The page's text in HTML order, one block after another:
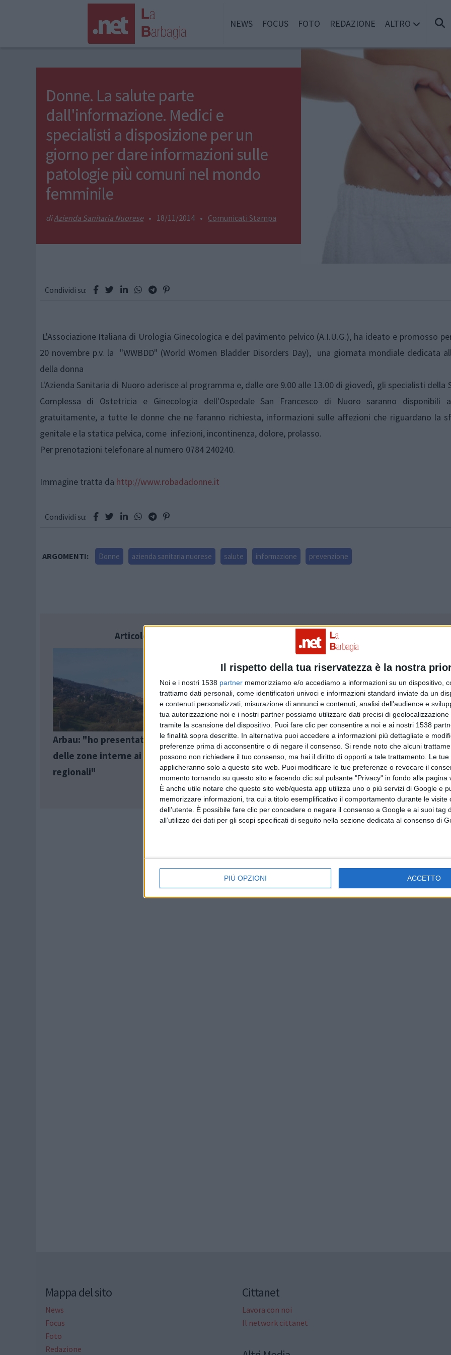
Il rispetto della tua riservatezza è la nostra
Noi e i nostri 1538 partner memorizziamo e/o accediamo a informazioni su un dispositivo,
trattiamo dati personali, come identificatori univoci e informazioni standard inviate da un
e contenuti personalizzati, misurazione di annunci e contenuti, analisi dell'audience e
tua autorizzazione noi e i nostri partner possiamo utilizzare dati precisi di
tramite la scansione del dispositivo. Puoi fare clic per consentire a noi e ai nostri 1538
le finalità sopra descritte. In alternativa puoi accedere a informazioni più dettagliate e
preferenze prima di acconsentire o di negare il consenso. Si rende noto che alcuni
possono non richiedere il tuo consenso, ma hai il diritto di opporti a tale trattamento. Le
applicheranno solo a questo sito web. Puoi modificare le tue preferenze o revocare il
momento tornando su questo sito e facendo clic sul pulsante "Privacy" in fondo alla pagina
È anche utile notare che questo sito web/questa app utilizza uno o più servizi di Google e
memorizzare informazioni, tra cui a titolo esemplificativo il comportamento durante le visite
dell’utente. È possibile fare clic per concedere o negare il consenso a Google e ai suoi tag
all’utilizzo dei dati per gli scopi specificati di seguito nella sezione dedicata al consenso di
PIÙ OPZIONI ACCETTO
NEWS FOCUS FOTO REDAZIONE ALTRO
Donne. La salute parte
dall'informazione. Medici e
specialisti a disposizione per un
giorno per dare informazioni sulle
patologie più comuni nel mondo
femminile
Azienda Sanitaria Nuorese • 18/11/2014 • Comunicati Stampa
Condividi su:
L'Associazione Italiana di Urologia Ginecologica e del pavimento pelvico (A.I.U.G.), ha ideato e promosso
20 novembre p.v. la "WWBDD" (World Women Bladder Disorders Day), una giornata mondiale dedicata
della donna
L'Azienda Sanitaria di Nuoro aderisce al programma e, dalle ore 9.00 alle 13.00 di giovedì, gli specialisti della
Complessa di Ostetricia e Ginecologia dell'Ospedale San Francesco di Nuoro saranno disponibili
gratuitamente, a tutte le donne che ne faranno richiesta, informazioni sulle affezioni che riguardano la
genitale e la statica pelvica, come infezioni, incontinenza, dolore, prolasso.
Per prenotazioni telefonare al numero 0784 240240.
Immagine tratta da http://www.robadadonne.it
Condividi su:
ARGOMENTI: Donne azienda sanitaria nuorese salute informazione prevenzione
Articolo successivo
Arbau: "ho presentato un progetto di sviluppo
delle zone interne ai rappresentanti sindacali
regionali"
Articolo precedente
Abbanoa segnalata all'Autorità per
elettrica, il gas e il sistema idrico e
garante della concorrenza e del mercato
questione del deposito cauzionale
Mappa del sito
News
Focus
Foto
Redazione
Cittanet
Lavora con noi
Il network cittanet